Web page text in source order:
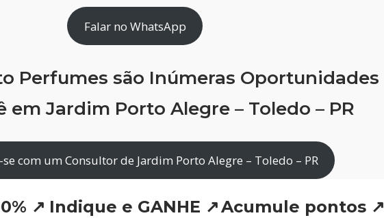
Falar no WhatsApp
Perfumes são Inúmeras Oportunidades
em Jardim Porto Alegre – Toledo – PR
se com um Consultor de Jardim Porto Alegre – Toledo – PR
↗ Indique e GANHE ↗Acumule pontos ↗